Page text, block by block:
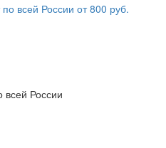
России